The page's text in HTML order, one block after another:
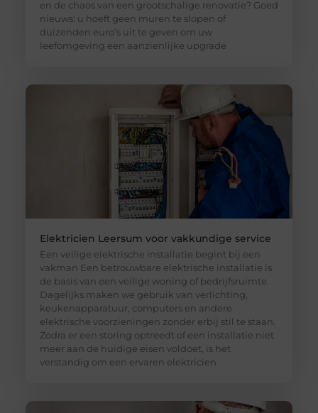
en de chaos van een grootschalige renovatie? Goed
nieuws: u hoeft geen muren te slopen of
duizenden euro’s uit te geven om uw
leefomgeving een aanzienlijke upgrade
Elektricien Leersum voor vakkundige service
Een veilige elektrische installatie begint bij een
vakman Een betrouwbare elektrische installatie is
de basis van een veilige woning of bedrijfsruimte.
Dagelijks maken we gebruik van verlichting,
keukenapparatuur, computers en andere
elektrische voorzieningen zonder erbij stil te staan.
Zodra er een storing optreedt of een installatie niet
meer aan de huidige eisen voldoet, is het
verstandig om een ervaren elektricien